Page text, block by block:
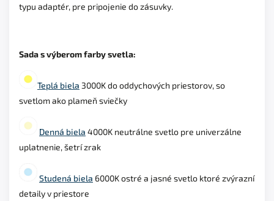
typu adaptér, pre pripojenie do zásuvky.
Sada s výberom farby svetla:
Teplá biela 3000K do oddychových priestorov, so
svetlom ako plameň sviečky
Denná biela 4000K neutrálne svetlo pre univerzálne
uplatnenie, šetrí zrak
Studená biela 6000K ostré a jasné svetlo ktoré zvýrazní
detaily v priestore